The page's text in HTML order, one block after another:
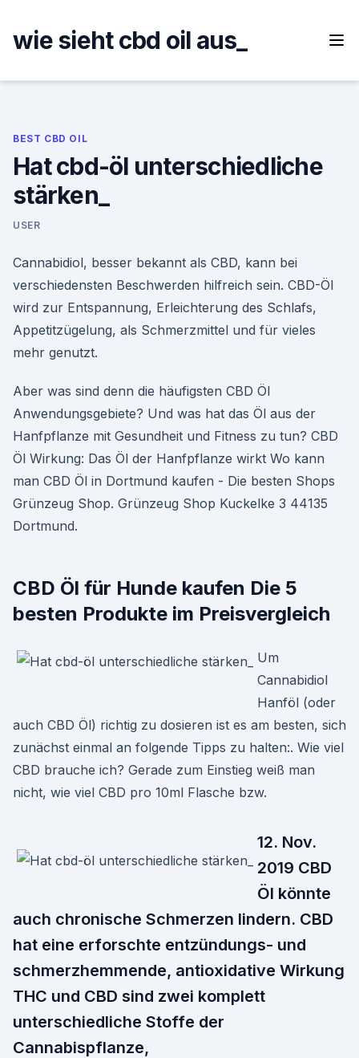
content
wie sieht cbd oil aus_
BEST CBD OIL
Hat cbd-öl unterschiedliche
stärken_
USER
Cannabidiol, besser bekannt als CBD, kann bei
verschiedensten Beschwerden hilfreich sein. CBD-Öl
wird zur Entspannung, Erleichterung des Schlafs,
Appetitzügelung, als Schmerzmittel und für vieles
mehr genutzt.
Aber was sind denn die häufigsten CBD Öl
Anwendungsgebiete? Und was hat das Öl aus der
Hanfpflanze mit Gesundheit und Fitness zu tun? CBD
Öl Wirkung: Das Öl der Hanfpflanze wirkt Wo kann
man CBD Öl in Dortmund kaufen - Die besten Shops
Grünzeug Shop. Grünzeug Shop Kuckelke 3 44135
Dortmund.
CBD Öl für Hunde kaufen Die 5
besten Produkte im Preisvergleich
Um
Cannabidiol
Hanföl (oder
auch CBD Öl) richtig zu dosieren ist es am besten, sich
zunächst einmal an folgende Tipps zu halten:. Wie viel
CBD brauche ich? Gerade zum Einstieg weiß man
nicht, wie viel CBD pro 10ml Flasche bzw.
12. Nov.
2019 CBD
Öl könnte
auch chronische Schmerzen lindern. CBD
hat eine erforschte entzündungs- und
schmerzhemmende, antioxidative Wirkung
THC und CBD sind zwei komplett
unterschiedliche Stoffe der
Cannabispflanze,